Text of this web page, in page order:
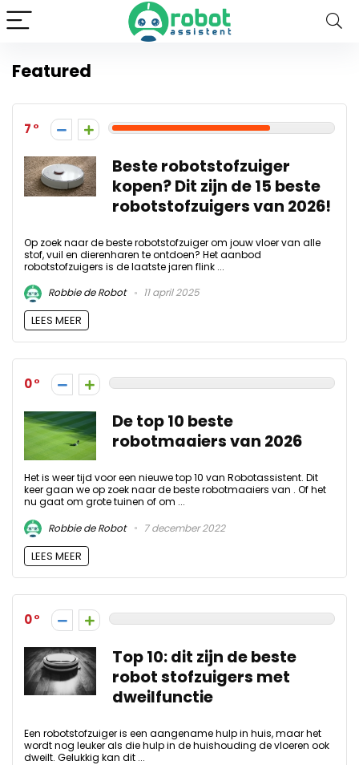
Featured
7
Beste robotstofzuiger
kopen? Dit zijn de 15 beste
robotstofzuigers van 2026!
Op zoek naar de beste robotstofzuiger om jouw vloer van alle
stof, vuil en dierenharen te ontdoen? Het aanbod
robotstofzuigers is de laatste jaren flink ...
Robbie de Robot
11 april 2025
LEES MEER
0
De top 10 beste
robotmaaiers van 2026
Het is weer tijd voor een nieuwe top 10 van Robotassistent. Dit
keer gaan we op zoek naar de beste robotmaaiers van . Of het
nu gaat om grote tuinen of om ...
Robbie de Robot
7 december 2022
LEES MEER
0
Top 10: dit zijn de beste
robot stofzuigers met
dweilfunctie
Een robotstofzuiger is een aangename hulp in huis, maar het
wordt nog leuker als die hulp in de huishouding de vloeren ook
dweilt. Gelukkig kan dit ...